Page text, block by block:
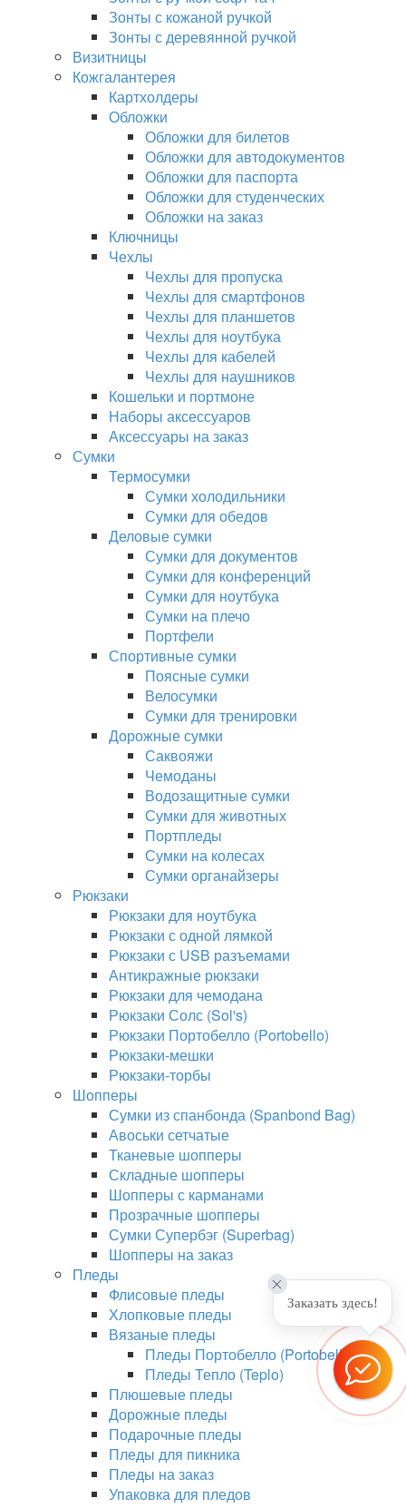
Зонты с кожаной ручкой
Зонты с деревянной ручкой
Визитницы
Кожгалантерея
Картхолдеры
Обложки
Обложки для билетов
Обложки для автодокументов
Обложки для паспорта
Обложки для студенческих
Обложки на заказ
Ключницы
Чехлы
Чехлы для пропуска
Чехлы для смартфонов
Чехлы для планшетов
Чехлы для ноутбука
Чехлы для кабелей
Чехлы для наушников
Кошельки и портмоне
Наборы аксессуаров
Аксессуары на заказ
Сумки
Термосумки
Сумки холодильники
Сумки для обедов
Деловые сумки
Сумки для документов
Сумки для конференций
Сумки для ноутбука
Сумки на плечо
Портфели
Спортивные сумки
Поясные сумки
Велосумки
Сумки для тренировки
Дорожные сумки
Саквояжи
Чемоданы
Водозащитные сумки
Сумки для животных
Портпледы
Сумки на колесах
Сумки органайзеры
Рюкзаки
Рюкзаки для ноутбука
Рюкзаки с одной лямкой
Рюкзаки с USB разъемами
Антикражные рюкзаки
Рюкзаки для чемодана
Рюкзаки Солс (Sol's)
Рюкзаки Портобелло (Portobello)
Рюкзаки-мешки
Рюкзаки-торбы
Шопперы
Сумки из спанбонда (Spanbond Bag)
Авоськи сетчатые
Тканевые шопперы
Складные шопперы
Шопперы с карманами
Прозрачные шопперы
Сумки Супербэг (Superbag)
Шопперы на заказ
Пледы
Флисовые пледы
Хлопковые пледы
Вязаные пледы
Пледы Портобелло (Portobello)
Пледы Тепло (Teplo)
Плюшевые пледы
Дорожные пледы
Подарочные пледы
Пледы для пикника
Пледы на заказ
Упаковка для пледов
Заказать здесь!